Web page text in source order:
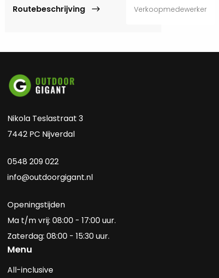
Verkoopmedewerker
Routebeschrijving
Nikola Teslastraat 3
7442 PC Nijverdal
0548 209 022
info@outdoorgigant.nl
Openingstijden
Ma t/m vrij: 08:00 - 17:00 uur.
Zaterdag: 08:00 - 15:30 uur.
Menu
All-inclusive